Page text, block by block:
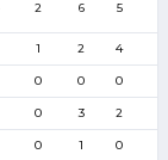
2 6 5
1 2 4
0 0 0
0 3 2
0 1 0